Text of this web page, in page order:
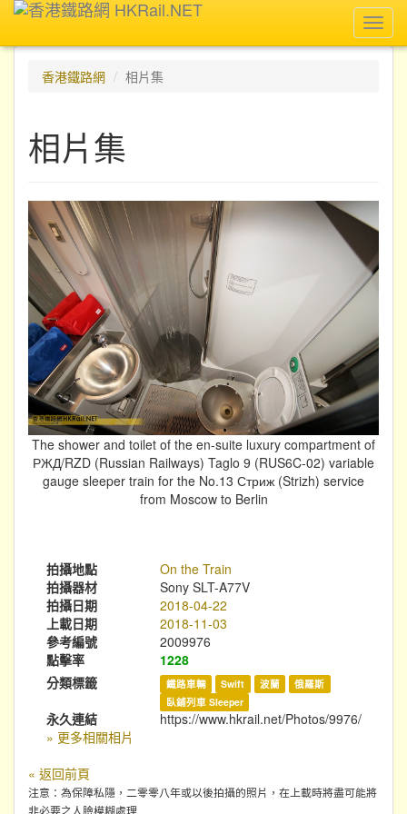
香港鐵路網
相片集
相片集
The shower and toilet of the en-suite luxury compartment of
РЖД/RZD (Russian Railways) Taglo 9 (RUS6C-02) variable
gauge sleeper train for the No.13 Стриж (Strizh) service
from Moscow to Berlin
拍攝地點
On the Train
拍攝器材
Sony SLT-A77V
拍攝日期
2018-04-22
上載日期
2018-11-03
參考編號
2009976
點擊率
1228
分類標籤
鐵路車輛 Swift 波蘭
俄羅斯
臥鋪列車 Sleeper
永久連結
https://www.hkrail.net/Photos/9976/
» 更多相關相片
« 返回前頁
注意：為保障私隱，二零零八年或以後拍攝的照片，在上載時將盡可能將
非必要之人臉模糊處理